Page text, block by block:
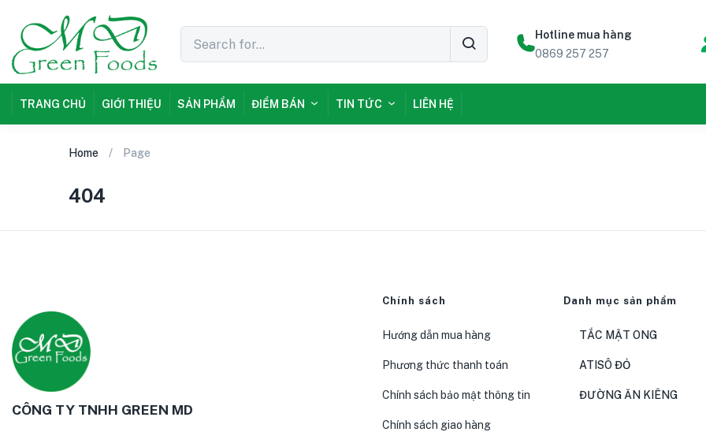
Hotline mua hàng
0869 257 257
TRANG CHỦ GIỚI THIỆU SẢN PHẨM ĐIỂM BÁN TIN TỨC LIÊN HỆ
Home Page
404
CÔNG TY TNHH GREEN MD
Chính sách
Hướng dẫn mua hàng
Phương thức thanh toán
Chính sách bảo mật thông tin
Chính sách giao hàng
Danh mục sản phẩm
TẮC MẬT ONG
ATISÔ ĐỎ
ĐƯỜNG ĂN KIÊNG